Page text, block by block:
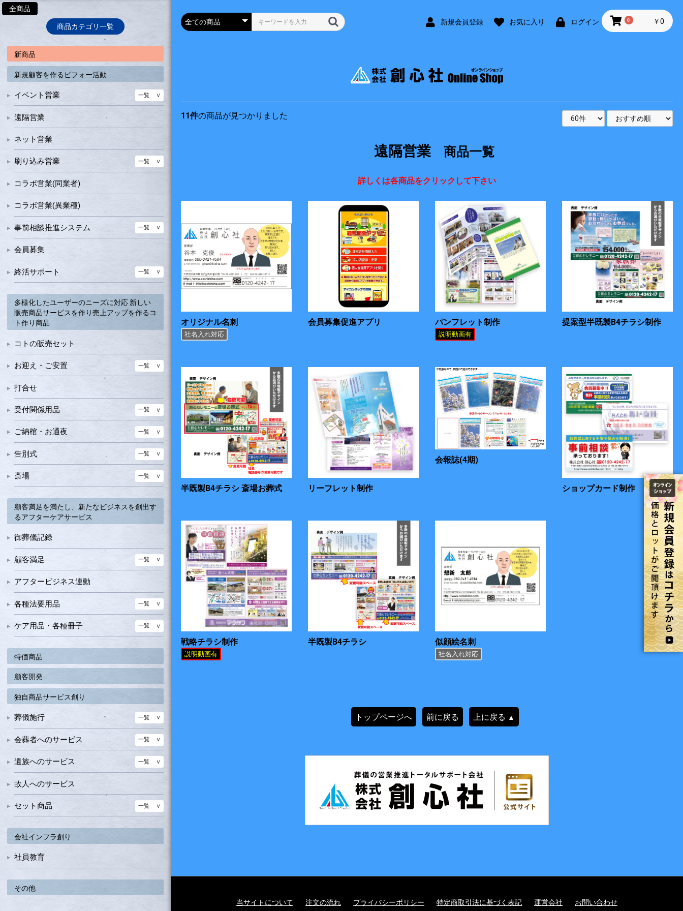
商品カテゴリ一覧
全商品
新商品
新規顧客を作るビフォー活動
イベント営業 一覧
集客グッズ
一覧
イベント設営品
看板
のぼり特大
のぼり大型
のぼり普通大
のぼり普通小
ミニのぼり
抽選会グッズ＆ギフト品
パーテーション
遠隔営業
ネット営業
刷り込み営業 一覧
名入れ販促グッズ
のぼり
ポスター
コラボ営業(同業者)
コラボ営業(異業種)
事前相談推進システム 一覧
事前相談営業グッズ
会員募集
終活サポート 一覧
終活支援冊子類
多様化したユーザーのニーズに対応 新しい
販売商品サービスを作り売上アップを作るコ
ト作り商品
コトの販売セット
お迎え・ご安置 一覧
安置・処置
一覧
処置納棺用品
仏具・仏事用品（枕飾り） 一覧
仏具・神具セット 一覧
具足・位牌・リン・枕飾りセット
クリスタル具足
お手元礼拝セット
線香ローソク 一覧
基本線香・ローソク類
枕飾り・後飾り用ローソク和ろうそく
転写ローソク
煙少香
リキッドキャンドルカートリッジ燭台他
経机・八足・祭壇
送り団子セット
業務効率化・顧客満足 一覧
各種セット商品
打合せ
受付関係用品 一覧
ご葬儀記録書・お別れ記録書
奉書紙
ご芳名録カード・バインダー・ファイル
一覧
御芳名記録カード・バインダー
ファイル
書類用品セット函
文具・書類函
一覧
各種のし袋
筆記具
御香典収納函
告知用印刷紙
ご納棺・お通夜 一覧
処置・納棺 一覧
各種感動演出サービス品
高級棺 天空舟（そらぶね）
一覧
布棺
ご遺族様への心遣い
電池ローソクカップ入りローソク
告別式 一覧
御礼状
各種感動演出サービス
一覧
惜別の旅
装飾メッセージカード他
送り言葉集
フルーツローソク他
斎場 一覧
骨壺
骨覆
分骨壺・分骨袋
有名焼き物
陶磁器タイプ
デザイン骨壺・その他
その他
顧客満足を満たし、新たなビジネスを創出す
るアフターケアサービス
御葬儀記録
顧客満足 一覧
アフタービジネス連動
各種法要用品 一覧
安全仏具セット
LEDローソク
ケア用品・各種冊子 一覧
葬儀後の心の整理・知識情報
仏壇仏具
デザイン花瓶
写真額
家族愛モニュメント
各種冊子類
特価商品
顧客開発
独自商品サービス創り
葬儀施行 一覧
経机・後飾り壇 一覧
後飾り壇
受付用品関係 一覧
文具書類函
会葬者へのサービス 一覧
セレモニーグッズミニショップ
外観作り
遺族へのサービス 一覧
バッグ関係
演出装飾用
一覧
演出用品
故人へのサービス
セット商品 一覧
大型不織布バッグ
惜別の旅セット
祭壇LED装飾灯セット
後祭り用品セット
会社インフラ創り
社員教育
その他
新規会員登録 お気に入り ログイン 0 ￥0
11件の商品が見つかりました
遠隔営業商品一覧
詳しくは各商品をクリックして下さい
オリジナル名刺
社名入れ対応
会員募集促進アプリ パンフレット制作
説明動画有
提案型半既製B4チラシ制作
半既製B4チラシ 斎場お葬式 リーフレット制作
会報誌(4期)
ショップカード制作
戦略チラシ制作
説明動画有
半既製B4チラシ 似顔絵名刺
社名入れ対応
トップページへ 前に戻る 上に戻る ▲
当サイトについて 注文の流れ プライバシーポリシー 特定商取引法に基づく表記 運営会社 お問い合わせ